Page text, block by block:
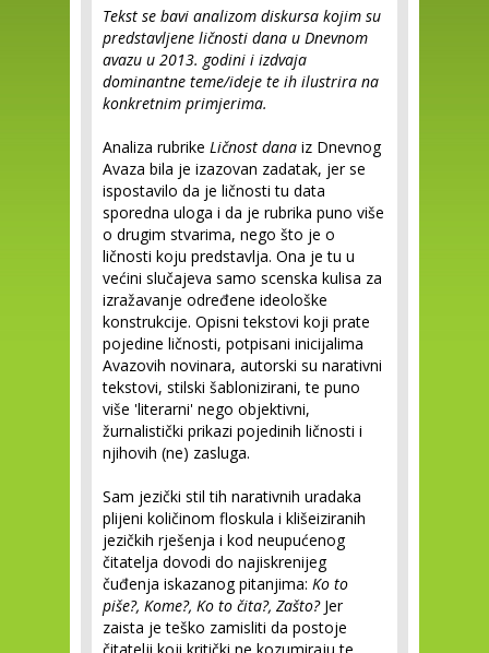
Tekst se bavi analizom diskursa kojim su
predstavljene ličnosti dana u Dnevnom
avazu u 2013. godini i izdvaja
dominantne teme/ideje te ih ilustrira na
konkretnim primjerima.
Analiza rubrike Ličnost dana iz Dnevnog
Avaza bila je izazovan zadatak, jer se
ispostavilo da je ličnosti tu data
sporedna uloga i da je rubrika puno više
o drugim stvarima, nego što je o
ličnosti koju predstavlja. Ona je tu u
većini slučajeva samo scenska kulisa za
izražavanje određene ideološke
konstrukcije. Opisni tekstovi koji prate
pojedine ličnosti, potpisani inicijalima
Avazovih novinara, autorski su narativni
tekstovi, stilski šablonizirani, te puno
više 'literarni' nego objektivni,
žurnalistički prikazi pojedinih ličnosti i
njihovih (ne) zasluga.
Sam jezički stil tih narativnih uradaka
plijeni količinom floskula i klišeiziranih
jezičkih rješenja i kod neupućenog
čitatelja dovodi do najiskrenijeg
čuđenja iskazanog pitanjima: Ko to
piše?, Kome?, Ko to čita?, Zašto?Jer
zaista je teško zamisliti da postoje